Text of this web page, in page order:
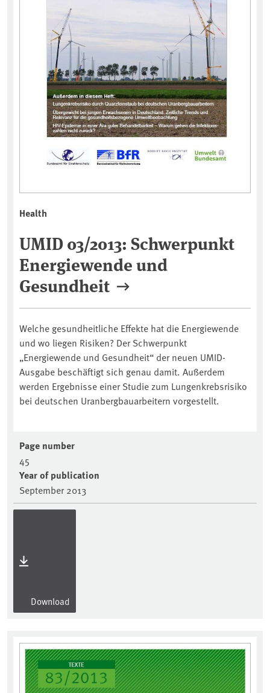
Health
UMID 03/2013: Schwerpunkt
Energiewende und
Gesundheit
Welche gesundheitliche Effekte hat die Energiewende
und wo liegen Risiken? Der Schwerpunkt
„Energiewende und Gesundheit“ der neuen UMID-
Ausgabe beschäftigt sich genau damit. Außerdem
werden Ergebnisse einer Studie zum Lungenkrebsrisiko
bei deutschen Uranbergbauarbeitern vorgestellt.
Page number
45
Year of publication
September 2013
Download